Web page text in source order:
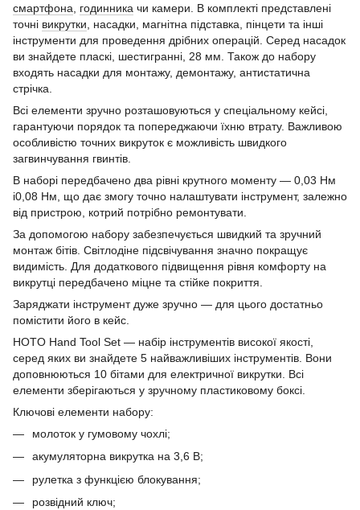
смартфона
годинника чи камери. В комплекті представлені
точні викрутки , насадки, магнітна підставка, пінцети та інші
інструменти для проведення дрібних операцій. Серед насадок
ви знайдете пласкі, шестигранні, 28 мм. Також до набору
входять насадки для монтажу, демонтажу, антистатична
стрічка.
Всі елементи зручно розташовуються у спеціальному кейсі,
гарантуючи порядок та попереджаючи їхню втрату. Важливою
особливістю точних викруток є можливість швидкого
загвинчування гвинтів.
В наборі передбачено два рівні крутного моменту — 0,03 Нм
і0,08 Нм, що дає змогу точно налаштувати інструмент, залежно
від пристрою, котрий потрібно ремонтувати.
За допомогою набору забезпечується швидкий та зручний
монтаж бітів. Світлодіне підсвічування значно покращує
видимість. Для додаткового підвищення рівня комфорту на
викрутці передбачено міцне та стійке покриття.
Заряджати інструмент дуже зручно — для цього достатньо
помістити його в кейс.
HOTO Hand Tool Set — набір інструментів високої якості,
серед яких ви знайдете 5 найважливіших інструментів. Вони
доповнюються 10 бітами для електричної викрутки. Всі
елементи зберігаються у зручному пластиковому боксі.
Ключові елементи набору:
молоток у гумовому чохлі;
акумуляторна викрутка на 3,6 В;
рулетка з функцією блокування;
розвідний ключ;